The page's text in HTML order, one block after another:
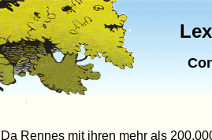
Da Rennes mit ihren mehr als